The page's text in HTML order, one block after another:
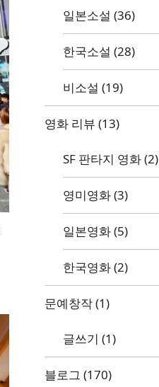
일본소설 (36)
한국소설 (28)
비소설 (19)
영화 리뷰 (13)
SF 판타지 영화(2)
영미영화(3)
일본영화(5)
한국영화(2)
문예창작(1)
글쓰기 (1)
블로그 (170)